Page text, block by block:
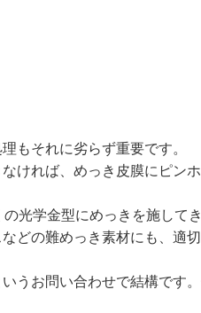
もそれに劣らず重要です。
ければ、めっき皮膜にピン
光学金型にめっきを施して
どの難めっき素材にも、適
うお問い合わせで結構です